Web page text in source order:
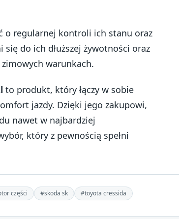
o regularnej kontroli ich stanu oraz
do ich dłuższej żywotności oraz
warunkach.
to produkt, który łączy w sobie
jazdy. Dzięki jego zakupowi,
nawet w najbardziej
który z pewnością spełni
części #skoda sk #toyota cressida